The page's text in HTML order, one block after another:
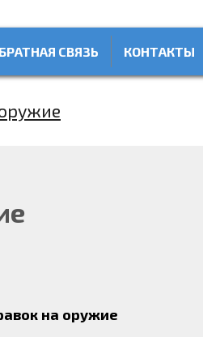
СВЯЗЬ КОНТАКТЫ
на оружие